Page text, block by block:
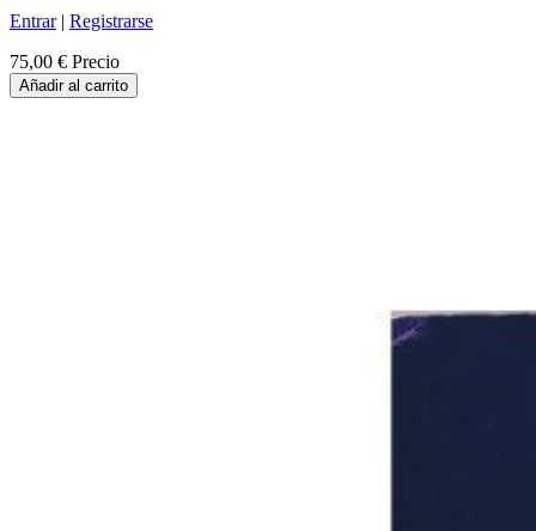
Entrar| Registrarse
75,00 € Precio
Añadir al carrito